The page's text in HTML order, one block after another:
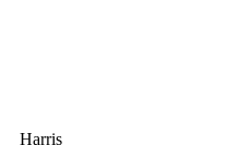
Harris